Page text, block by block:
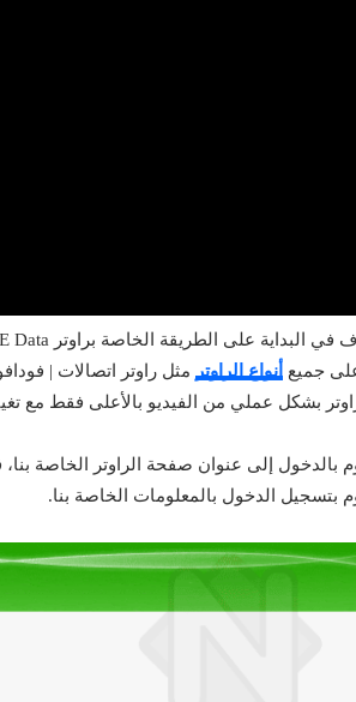
جميع أنواع الراوتر